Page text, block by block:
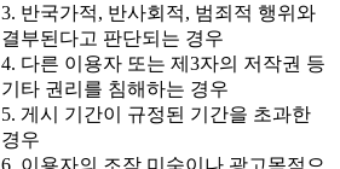
3. 반국가적, 반사회적, 범죄적 행위와
결부된다고 판단되는 경우
4. 다른 이용자 또는 제3자의 저작권 등
기타 권리를 침해하는 경우
5. 게시 기간이 규정된 기간을 초과한
경우
6. 이용자의 조작 미숙이나 광고목적으